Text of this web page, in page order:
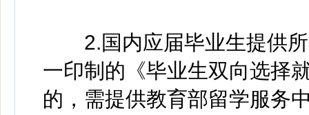
2.国内应届毕业生提供所
一印制的《毕业生双向选择
的，需提供教育部留学服务